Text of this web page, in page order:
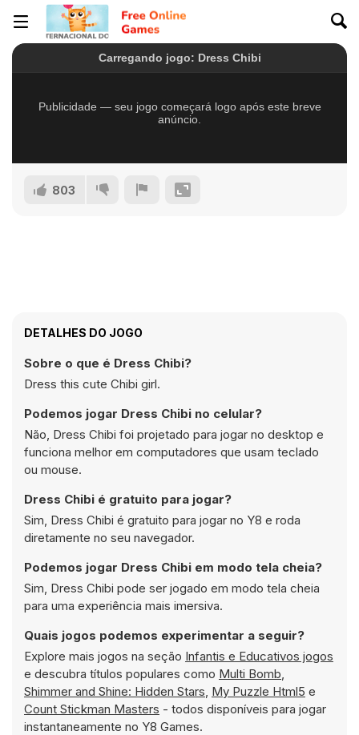
803
DETALHES DO JOGO
Sobre o que é Dress Chibi?
Dress this cute Chibi girl.
Podemos jogar Dress Chibi no celular?
Não, Dress Chibi foi projetado para jogar no desktop e
funciona melhor em computadores que usam teclado
ou mouse.
Dress Chibi é gratuito para jogar?
Sim, Dress Chibi é gratuito para jogar no Y8 e roda
diretamente no seu navegador.
Podemos jogar Dress Chibi em modo tela cheia?
Sim, Dress Chibi pode ser jogado em modo tela cheia
para uma experiência mais imersiva.
Quais jogos podemos experimentar a seguir?
Explore mais jogos na seção Infantis e Educativos jogos
e descubra títulos populares como Multi Bomb,
Shimmer and Shine: Hidden Stars, My Puzzle Html5 e
Count Stickman Masters - todos disponíveis para jogar
instantaneamente no Y8 Games.